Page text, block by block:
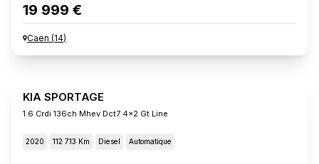
19 999 €
Caen (14)
KIA SPORTAGE
1.6 Crdi 136ch Mhev Dct7 4x2 Gt Line
2020 112 713 Km Diesel Automatique